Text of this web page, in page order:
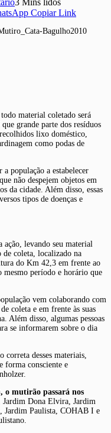
3 Mins lidos
Copiar Link
material coletado será
grande parte dos resíduos
lixo doméstico,
como podas de
população a estabelecer
não despejem objetos em
da cidade. Além disso, essas
tipos de doenças e
ação, levando seu material
coleta, localizado na
do Km 42,3 em frente ao
mesmo período e horário que
vem colaborando com
coleta e em frente às suas
Além disso, algumas pessoas
se informarem sobre o dia
correta desses materiais,
forma consciente e
o mutirão passará nos
Jardim Dona Elvira, Jardim
Jardim Paulista, COHAB I e